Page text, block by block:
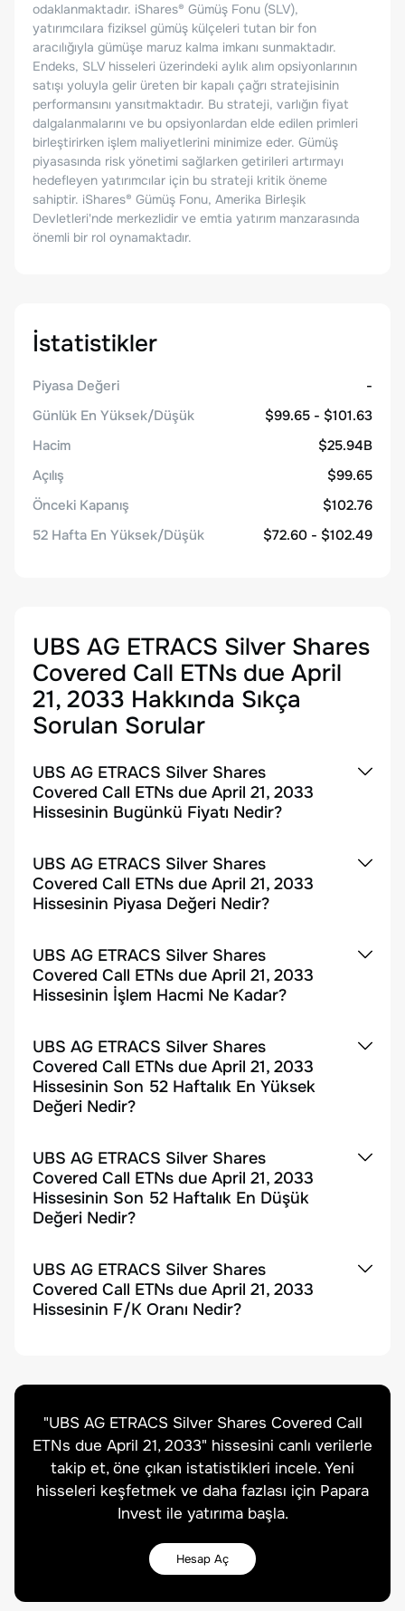
odaklanmaktadır. iShares® Gümüş Fonu (SLV),
yatırımcılara fiziksel gümüş külçeleri tutan bir fon
aracılığıyla gümüşe maruz kalma imkanı sunmaktadır.
Endeks, SLV hisseleri üzerindeki aylık alım opsiyonlarının
satışı yoluyla gelir üreten bir kapalı çağrı stratejisinin
performansını yansıtmaktadır. Bu strateji, varlığın fiyat
dalgalanmalarını ve bu opsiyonlardan elde edilen primleri
birleştirirken işlem maliyetlerini minimize eder. Gümüş
piyasasında risk yönetimi sağlarken getirileri artırmayı
hedefleyen yatırımcılar için bu strateji kritik öneme
sahiptir. iShares® Gümüş Fonu, Amerika Birleşik
Devletleri'nde merkezlidir ve emtia yatırım manzarasında
önemli bir rol oynamaktadır.
İstatistikler
Piyasa Değeri
-
Günlük En Yüksek/Düşük
$99.65 - $101.63
Hacim
$25.94B
Açılış
$99.65
Önceki Kapanış
$102.76
52 Hafta En Yüksek/Düşük
$72.60 - $102.49
UBS AG ETRACS Silver Shares
Covered Call ETNs due April
21, 2033 Hakkında Sıkça
Sorulan Sorular
UBS AG ETRACS Silver Shares
Covered Call ETNs due April 21, 2033
Hissesinin Bugünkü Fiyatı Nedir?
UBS AG ETRACS Silver Shares
Covered Call ETNs due April 21, 2033
Hissesinin Piyasa Değeri Nedir?
UBS AG ETRACS Silver Shares
Covered Call ETNs due April 21, 2033
Hissesinin İşlem Hacmi Ne Kadar?
UBS AG ETRACS Silver Shares
Covered Call ETNs due April 21, 2033
Hissesinin Son 52 Haftalık En Yüksek
Değeri Nedir?
UBS AG ETRACS Silver Shares
Covered Call ETNs due April 21, 2033
Hissesinin Son 52 Haftalık En Düşük
Değeri Nedir?
UBS AG ETRACS Silver Shares
Covered Call ETNs due April 21, 2033
Hissesinin F/K Oranı Nedir?
"UBS AG ETRACS Silver Shares Covered Call
ETNs due April 21, 2033" hissesini canlı verilerle
takip et, öne çıkan istatistikleri incele. Yeni
hisseleri keşfetmek ve daha fazlası için Papara
Invest ile yatırıma başla.
Hesap Aç